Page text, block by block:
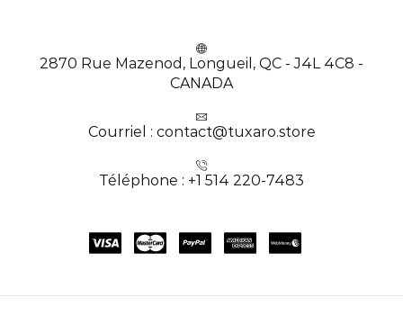
2870 Rue Mazenod, Longueil, QC - J4L 4C8 -
CANADA
Courriel : contact@tuxaro.store
Téléphone : +1 514 220-7483